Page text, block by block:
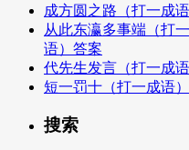
成方圆之路（打一成
从此东瀛多事端（打
语）答案
代先生发言（打一成
短一罚十（打一成语
搜索